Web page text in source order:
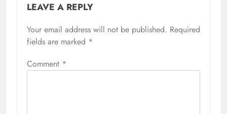
LEAVE A REPLY
Your email address will not be published. Required
fields are marked *
Comment *